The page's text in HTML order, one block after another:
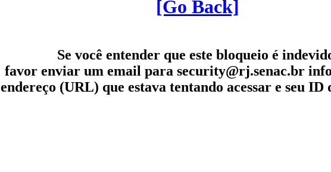
[Go Back]
Se você entender que este bloqueio é
favor enviar um email para security@rj.senac.br
endereço (URL) que estava tentando acessar e seu ID